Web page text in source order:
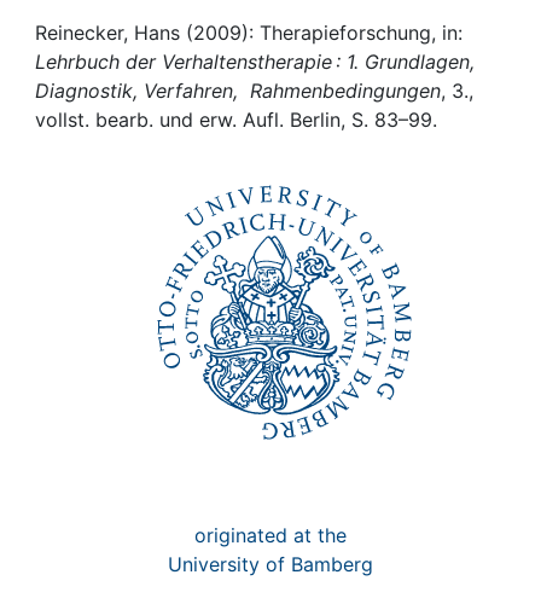
Institutions
Awards
Reinecker, Hans (2009): Therapieforschung, in:
Lehrbuch der Verhaltenstherapie : 1. Grundlagen,
Diagnostik, Verfahren, Rahmenbedingungen, 3.,
vollst. bearb. und erw. Aufl. Berlin, S. 83–99.
originated at the
University of Bamberg